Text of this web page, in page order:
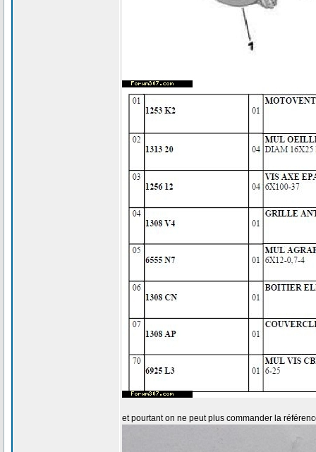
et pourtant on ne peut plus commander la